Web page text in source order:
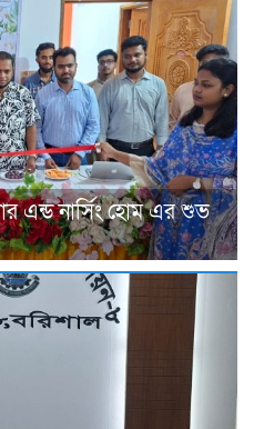
এন্ড নার্সিং হোম এর শুভ